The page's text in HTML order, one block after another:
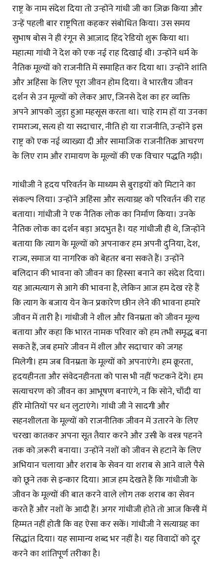
राष्ट्र के नाम संदेश दिया तो उन्होंने गांधी जी का ज़िक्र किया और
उन्हें पहली बार राष्ट्रपिता कहकर संबोधित किया। उस समय
सुभाष बोस ने ही रंगून से आज़ाद हिंद रेडियो शुरू किया था।
महात्मा गांधी ने देश को एक नई राह दिखाई थी। उन्होंने धर्म के
नैतिक मूल्यों को राजनीति में समाहित कर दिया था। उन्होंने शांति
और अहिंसा के लिए पूरा जीवन होम दिया। वे भारतीय जीवन
दर्शन से उन मूल्यों को लेकर आए, जिनसे देश का हर व्यक्ति
अपने आपको जुड़ा हुआ महसूस करता था। चाहे राम हों या उनका
रामराज्य, सत्य हो या सदाचार, नीति हो या राजनीति, उन्होंने इस
राष्ट्र को एक नई व्याख्या दी और सामाजिक राजनीतिक आचरण
के लिए राम और रामायण के मूल्यों की एक विचार पद्धति गढ़ी।
गांधीजी ने हृदय परिवर्तन के माध्यम से बुराइयों को मिटाने का
संकल्प लिया। उन्होंने अहिंसा और सत्याग्रह को परिवर्तन की राह
बताया। गांधीजी ने एक नैतिक लोक का निर्माण किया। उनके
नैतिक लोक का दर्शन बड़ा अदभुत है। यह गांधीजी ही थे, जिन्होंने
बताया कि त्याग के मूल्यों को अपनाकर हम अपनी दुनिया, देश,
राज्य, समाज या नागरिक को बेहतर बना सकते हैं। उन्होंने
बलिदान की भावना को जीवन का हिस्सा बनाने का संदेश दिया।
यह आत्मत्याग से आगे की भावना है, लेकिन आज हम देख रहे हैं
कि त्याग के बजाय येन केन प्रकारेण छीन लेने की भावना हमारे
जीवन में तारी है। गांधीजी ने शील और विनम्रता को जीवन मूल्य
बताया और कहा कि भारत नामक परिवार को हम तभी समृद्ध बना
सकते हैं, जब हमारे जीवन में शील और सदाचार को जगह
मिलेगी। हम जब विनम्रता के मूल्यों को अपनाएंगे। हम क्रूरता,
हृदयहीनता और संवेदनहीनता को पास भी नहीं फटकने देंगे। हम
सत्याचरण को जीवन का आभूषण बनाएंगे, न कि सोने, चाँदी या
हीरे मोतियों पर धन लुटाएंगे। गांधी जी ने सादगी और
सहनशीलता के मूल्यों को राजनीतिक जीवन में उतारने के लिए
चरखा कातकर अपना सूत तैयार करने और उसी के वस्त्र पहनने
तक को ज़रूरी बनाया। उन्होंने नशों को जीवन से हटाने के लिए
अभियान चलाया और शराब के सेवन या शराब से आने वाले पैसे
को छूने तक से इन्कार दिया। आज हम देखते हैं कि गांधीजी के
जीवन के मूल्यों की बात करने वाले लोग तक शराब का सेवन
करते हैं और नशों के आदी हैं। अगर गांधीजी होते तो आज किसी में
हिम्मत नहीं होती कि वह ऐसा कर सकें। गांधीजी ने सत्याग्रह का
सिद्धांत दिया। यह सामान्य शब्द भर नहीं है। यह विवादों को दूर
करने का शांतिपूर्ण तरीका है।